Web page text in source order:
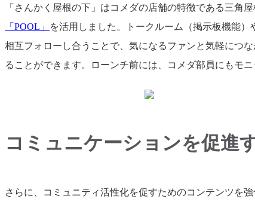
「さんかく屋根の下」はコメダの店舗の特徴である三角
「POOL」
を活用しました。トークルーム（掲示板機能
相互フォローし合うことで、気になるファンと気軽につ
ることができます。ローンチ前には、コメダ部員にもモ
コミュニケーションを促進
さらに、コミュニティ活性化を促すためのコンテンツを